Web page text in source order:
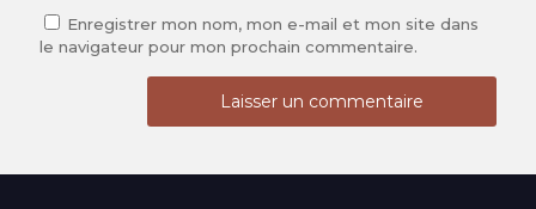
Enregistrer mon nom, mon e-mail et mon site dans
le navigateur pour mon prochain commentaire.